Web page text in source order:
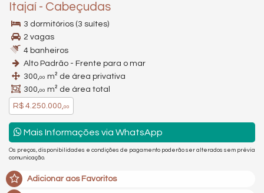
Itajaí - Cabeçudas
3 dormitórios (3 suítes)
2 vagas
4 banheiros
Alto Padrão - Frente para o mar
300,00 m² de área privativa
300,00 m² de área total
R$ 4.250.000,00
Mais Informações via WhatsApp
Os preços, disponibilidades e condições de pagamento poderão ser alterados sem prévia
comunicação.
Adicionar aos Favoritos